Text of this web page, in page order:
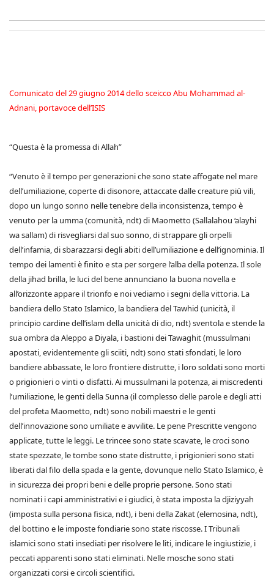
Comunicato del 29 giugno 2014 dello sceicco Abu Mohammad al-
Adnani, portavoce dell’ISIS
“Questa è la promessa di Allah”
“Venuto è il tempo per generazioni che sono state affogate nel mare
dell’umiliazione, coperte di disonore, attaccate dalle creature più vili,
dopo un lungo sonno nelle tenebre della inconsistenza, tempo è
venuto per la umma (comunità, ndt) di Maometto (Sallalahou ‘alayhi
wa sallam) di risvegliarsi dal suo sonno, di strappare gli orpelli
dell’infamia, di sbarazzarsi degli abiti dell’umiliazione e dell’ignominia. Il
tempo dei lamenti è finito e sta per sorgere l’alba della potenza. Il sole
della jihad brilla, le luci del bene annunciano la buona novella e
all’orizzonte appare il trionfo e noi vediamo i segni della vittoria. La
bandiera dello Stato Islamico, la bandiera del Tawhid (unicità, il
principio cardine dell’islam della unicità di dio, ndt) sventola e stende la
sua ombra da Aleppo a Diyala, i bastioni dei Tawaghit (mussulmani
apostati, evidentemente gli sciiti, ndt) sono stati sfondati, le loro
bandiere abbassate, le loro frontiere distrutte, i loro soldati sono morti
o prigionieri o vinti o disfatti. Ai mussulmani la potenza, ai miscredenti
l’umiliazione, le genti della Sunna (il complesso delle parole e degli atti
del profeta Maometto, ndt) sono nobili maestri e le genti
dell’innovazione sono umiliate e avvilite. Le pene Prescritte vengono
applicate, tutte le leggi. Le trincee sono state scavate, le croci sono
state spezzate, le tombe sono state distrutte, i prigionieri sono stati
liberati dal filo della spada e la gente, dovunque nello Stato Islamico, è
in sicurezza dei propri beni e delle proprie persone. Sono stati
nominati i capi amministrativi e i giudici, è stata imposta la djiziyyah
(imposta sulla persona fisica, ndt), i beni della Zakat (elemosina, ndt),
del bottino e le imposte fondiarie sono state riscosse. I Tribunali
islamici sono stati insediati per risolvere le liti, indicare le ingiustizie, i
peccati apparenti sono stati eliminati. Nelle mosche sono stati
organizzati corsi e circoli scientifici.